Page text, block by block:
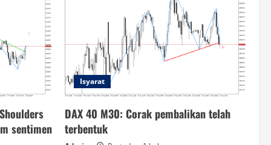
sentimen
Isyarat
DAX 40 M30: Corak pembalikan telah
terbentuk